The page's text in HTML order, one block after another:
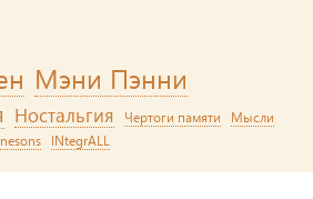
Мэни Пэнни
Ностальгия Чертоги памяти
Мысли
INtegrALL